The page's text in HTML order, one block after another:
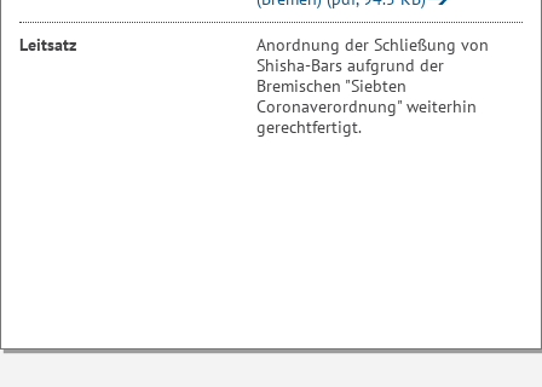
Leitsatz
Anordnung der Schließung von
Shisha-Bars aufgrund der
Bremischen "Siebten
Coronaverordnung" weiterhin
gerechtfertigt.